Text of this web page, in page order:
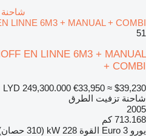
LINNE 6M3 + MANUAL + COMBI
51
EN LINNE 6M3 + MANUAL
+ COMBI
LYD 249,300.000 €33,950 ≈ $39,230
شاحنة تزفيت الطرق
2005
713.168 كم
يورو Euro 3 القوة 228 kW (310 حصان)